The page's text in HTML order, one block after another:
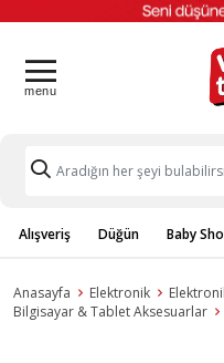
Alışveriş Düğün Baby
Anasayfa Elektronik
Bilgisayar & Tablet Aksesuarlar